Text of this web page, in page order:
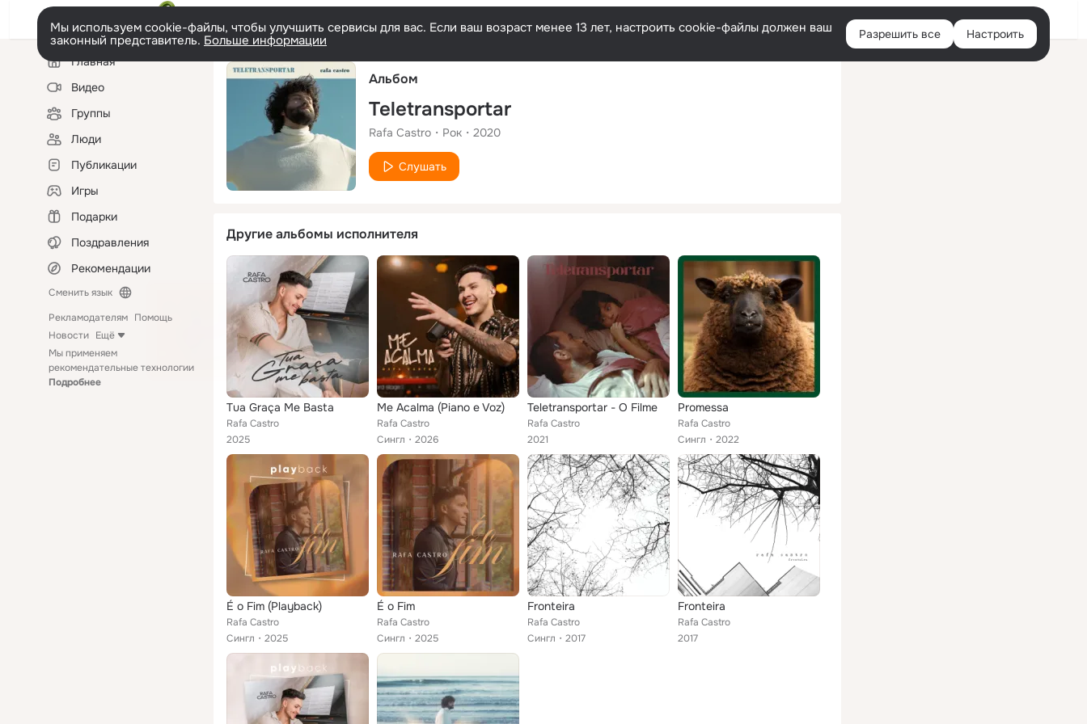
Русский Войти
Мы используем cookie-файлы, чтобы улучшить сервисы для вас. Если ваш возраст менее 13 лет, настроить cookie-файлы должен ваш
законный представитель. Больше информации Разрешить все Настроить
Левая
колонкаГлавная
Видео
Группы
Люди
Публикации
Игры
Подарки
Поздравления
Рекомендации
Сменить язык
Рекламодателям Помощь
Новости Ещё
Мы применяем
рекомендательные технологии
Подробнее
Альбом
Teletransportar
Rafa Castro Рок 2020
Слушать
Другие альбомы исполнителя
Tua Graça Me Basta
Rafa Castro
2025
Me Acalma (Piano e Voz)
Rafa Castro
Сингл
2026
Teletransportar - O Filme
Rafa Castro
2021
Promessa
Rafa Castro
Сингл
2022
É o Fim (Playback)
Rafa Castro
Сингл
2025
É o Fim
Rafa Castro
Сингл
2025
Fronteira
Rafa Castro
Сингл
2017
Fronteira
Rafa Castro
2017